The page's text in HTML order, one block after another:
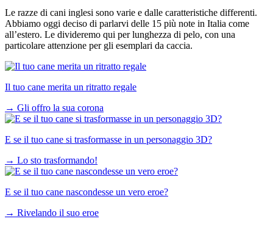
Le razze di cani inglesi sono varie e dalle caratteristiche differenti.
Abbiamo oggi deciso di parlarvi delle 15 più note in Italia come
all’estero. Le divideremo qui per lunghezza di pelo, con una
particolare attenzione per gli esemplari da caccia.
Il tuo cane merita un ritratto regale
→ Gli offro la sua corona
E se il tuo cane si trasformasse in un personaggio 3D?
→ Lo sto trasformando!
E se il tuo cane nascondesse un vero eroe?
→ Rivelando il suo eroe